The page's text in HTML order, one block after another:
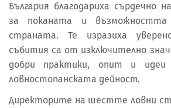
България благодариха сърдечно
за поканата и
страната. Те изразиха
събития са от изключително
добри практики, опит и
ловностопанската дейност.
Директорите на шестте ловни